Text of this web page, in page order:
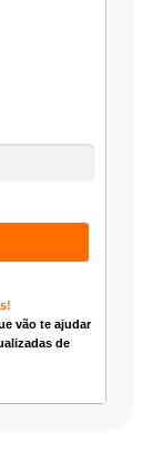
vão te ajudar
de